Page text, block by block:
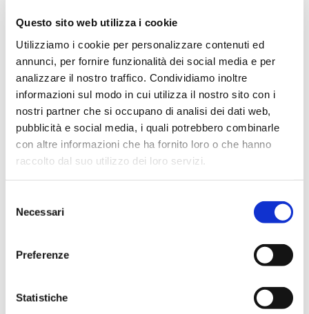
Questo sito web utilizza i cookie
Utilizziamo i cookie per personalizzare contenuti ed
annunci, per fornire funzionalità dei social media e per
analizzare il nostro traffico. Condividiamo inoltre
informazioni sul modo in cui utilizza il nostro sito con i
nostri partner che si occupano di analisi dei dati web,
pubblicità e social media, i quali potrebbero combinarle
con altre informazioni che ha fornito loro o che hanno
raccolto dal suo utilizzo dei loro servizi.
delNecessari
Preferenze
Statistiche